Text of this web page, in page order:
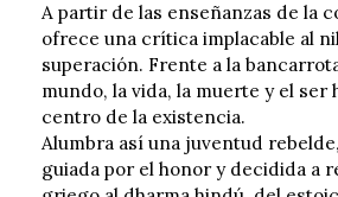
A partir de las enseñanzas de la
ofrece una crítica implacable al
superación. Frente a la
mundo, la vida, la muerte y el
centro de la existencia.
Alumbra así una juventud
guiada por el honor y decidida a